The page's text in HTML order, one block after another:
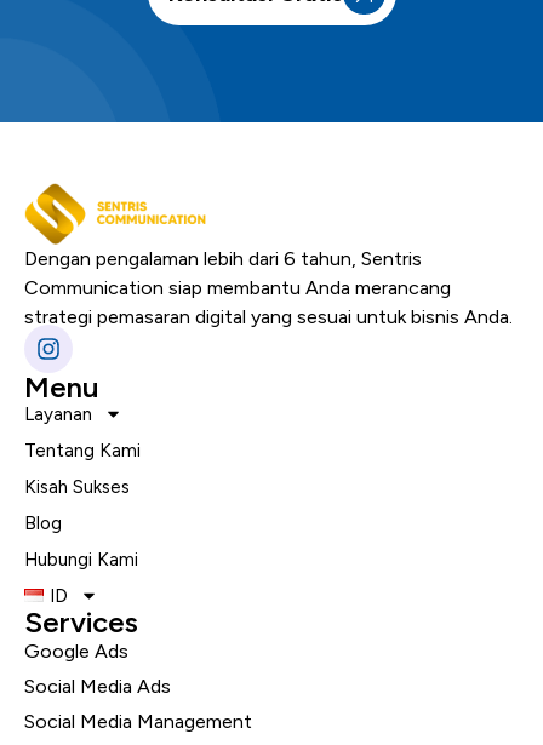
Dengan pengalaman lebih dari 6 tahun, Sentris
Communication siap membantu Anda merancang
strategi pemasaran digital yang sesuai untuk bisnis Anda.
Menu
Layanan
Tentang Kami
Kisah Sukses
Blog
Hubungi Kami
ID
Services
Google Ads
Social Media Ads
Social Media Management